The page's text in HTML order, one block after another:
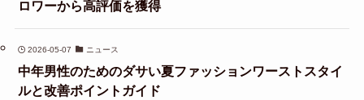
ロワーから高評価を獲得
2026-05-07 ニュース
中年男性のためのダサい夏ファッションワーストスタイ
ルと改善ポイントガイド